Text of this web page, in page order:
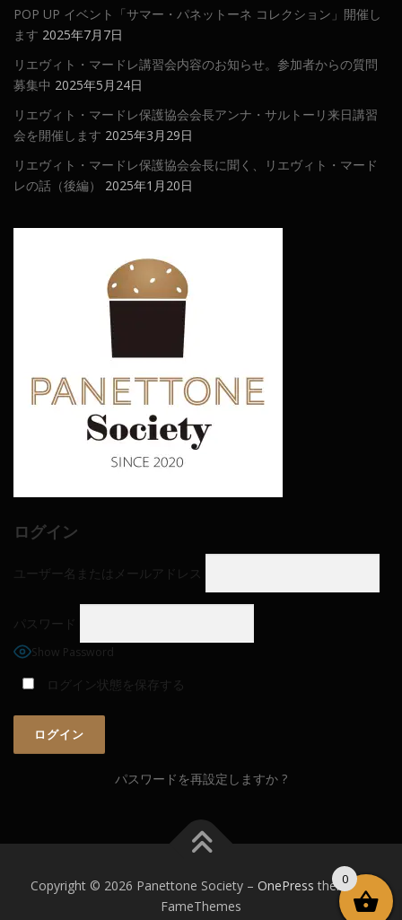
POP UP イベント「サマー・パネットーネ コレクション」開催し
ます 2025年7月7日
リエヴィト・マードレ講習会内容のお知らせ。参加者からの質問
募集中 2025年5月24日
リエヴィト・マードレ保護協会会長アンナ・サルトーリ来日講習
会を開催します 2025年3月29日
リエヴィト・マードレ保護協会会長に聞く、リエヴィト・マード
レの話（後編）
2025年1月20日
ログイン
ユーザー名またはメールアドレス
パスワード
Show Password
ログイン状態を保存する
パスワードを再設定しますか ?
Copyright © 2026 Panettone Society – OnePress theme by
FameThemes
0